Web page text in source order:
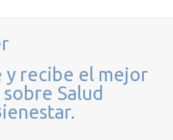
y recibe el mejor
Salud